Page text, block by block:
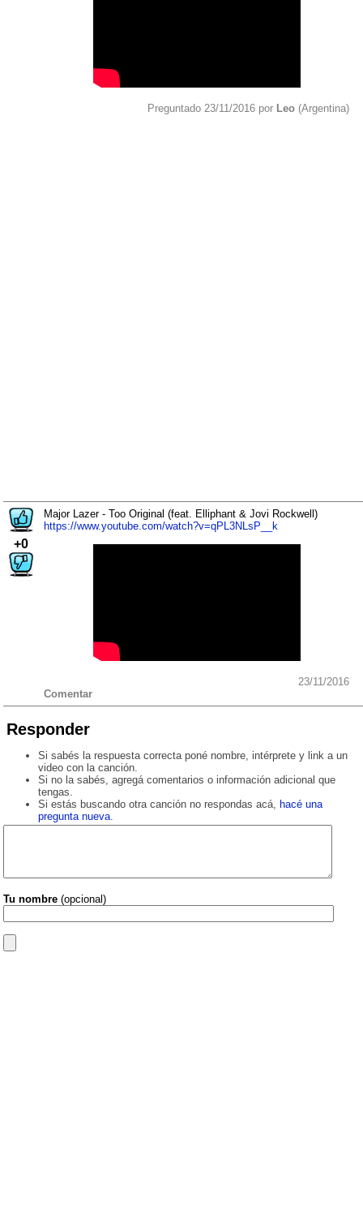
Preguntado 23/11/2016 por Leo (Argentina)
+0
Major Lazer - Too Original (feat. Elliphant & Jovi Rockwell)
https://www.youtube.com/watch?v=qPL3NLsP__k
23/11/2016
Comentar
Responder
Si sabés la respuesta correcta poné nombre, intérprete y link a un
video con la canción.
Si no la sabés, agregá comentarios o información adicional que
tengas.
Si estás buscando otra canción no respondas acá, hacé una
pregunta nueva.
Tu nombre (opcional)